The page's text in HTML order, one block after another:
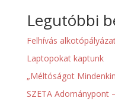
Legutóbbi
Felhívás
Laptopokat kaptunk
„Méltóságot
SZETA Adománypont